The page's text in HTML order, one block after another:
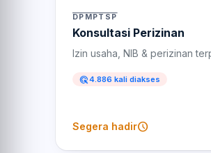
DPMPTSP
Konsultasi Perizinan
Izin usaha, NIB & perizinan
ads_click4.886 kali diakses
Segera hadirschedule